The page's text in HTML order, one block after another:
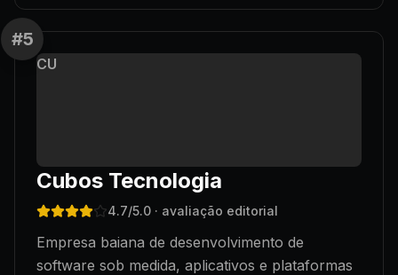
#5
CU
Cubos Tecnologia
4.7/5.0 · avaliação editorial
Empresa baiana de desenvolvimento de
software sob medida, aplicativos e plataformas